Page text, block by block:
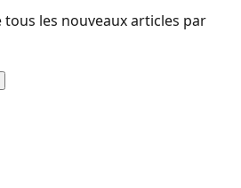
tous les nouveaux articles par